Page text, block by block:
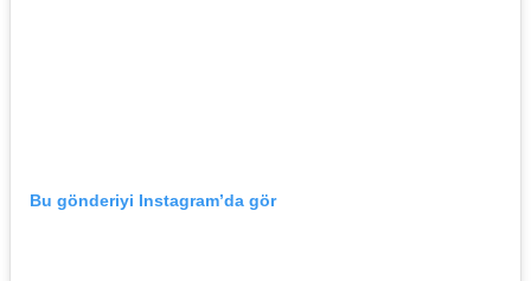
Bu gönderiyi Instagram’da gör